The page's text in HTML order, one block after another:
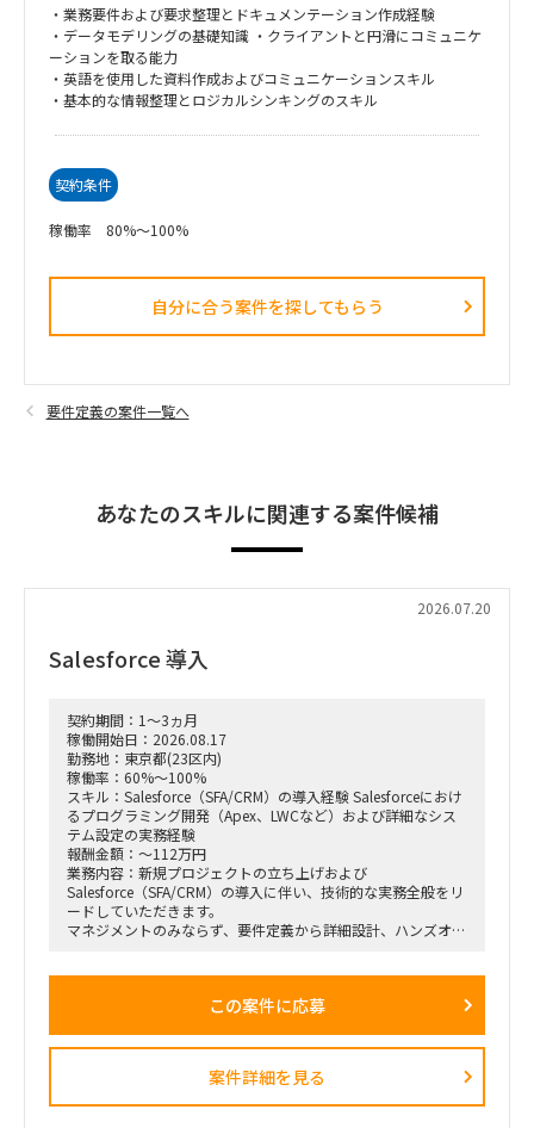
・業務要件および要求整理とドキュメンテーション作成経験
・データモデリングの基礎知識 ・クライアントと円滑にコミュニケ
ーションを取る能力
・英語を使用した資料作成およびコミュニケーションスキル
・基本的な情報整理とロジカルシンキングのスキル
契約条件
稼働率 80%～100%
自分に合う案件を探してもらう​
要件定義の案件一覧へ
あなたのスキルに関連する案件候補
2026.07.20
Salesforce 導入
契約期間：1～3ヵ月
稼働開始日：2026.08.17
勤務地：東京都(23区内)
稼働率：60%～100%
スキル：Salesforce（SFA/CRM）の導入経験 Salesforceにおけ
るプログラミング開発（Apex、LWCなど）および詳細なシス
テム設定の実務経験
報酬金額：～112万円
業務内容：新規プロジェクトの立ち上げおよび
Salesforce（SFA/CRM）の導入に伴い、技術的な実務全般をリ
ードしていただきます。
マネジメントのみならず、要件定義から詳細設計、ハンズオン
Salesforce（SFA/CRM）の導入、カスタマイズ、および詳細設
Apex、Visualforce、Lightning Web Components（LWC）な
この案件に応募
案件詳細を見る